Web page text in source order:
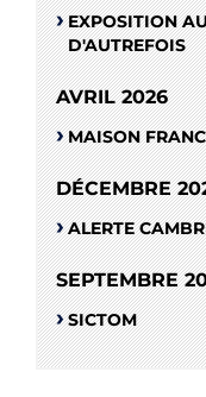
EXPOSITION
D'AUTREFOIS
AVRIL 2026
MAISON
DÉCEMBRE
ALERTE
SEPTEMBRE
SICTOM